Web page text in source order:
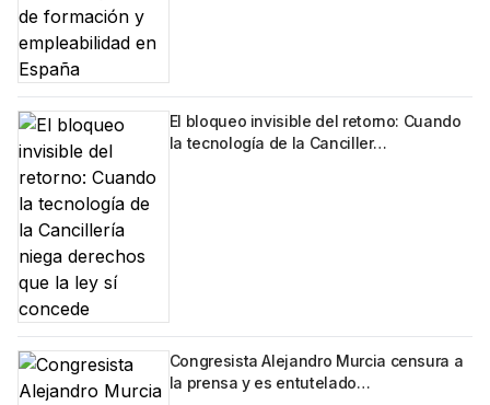
El bloqueo invisible del retorno: Cuando
la tecnología de la Canciller…
Congresista Alejandro Murcia censura a
la prensa y es entutelado…